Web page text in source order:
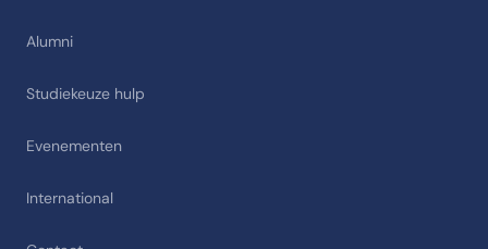
Alumni
Studiekeuze hulp
Evenementen
International